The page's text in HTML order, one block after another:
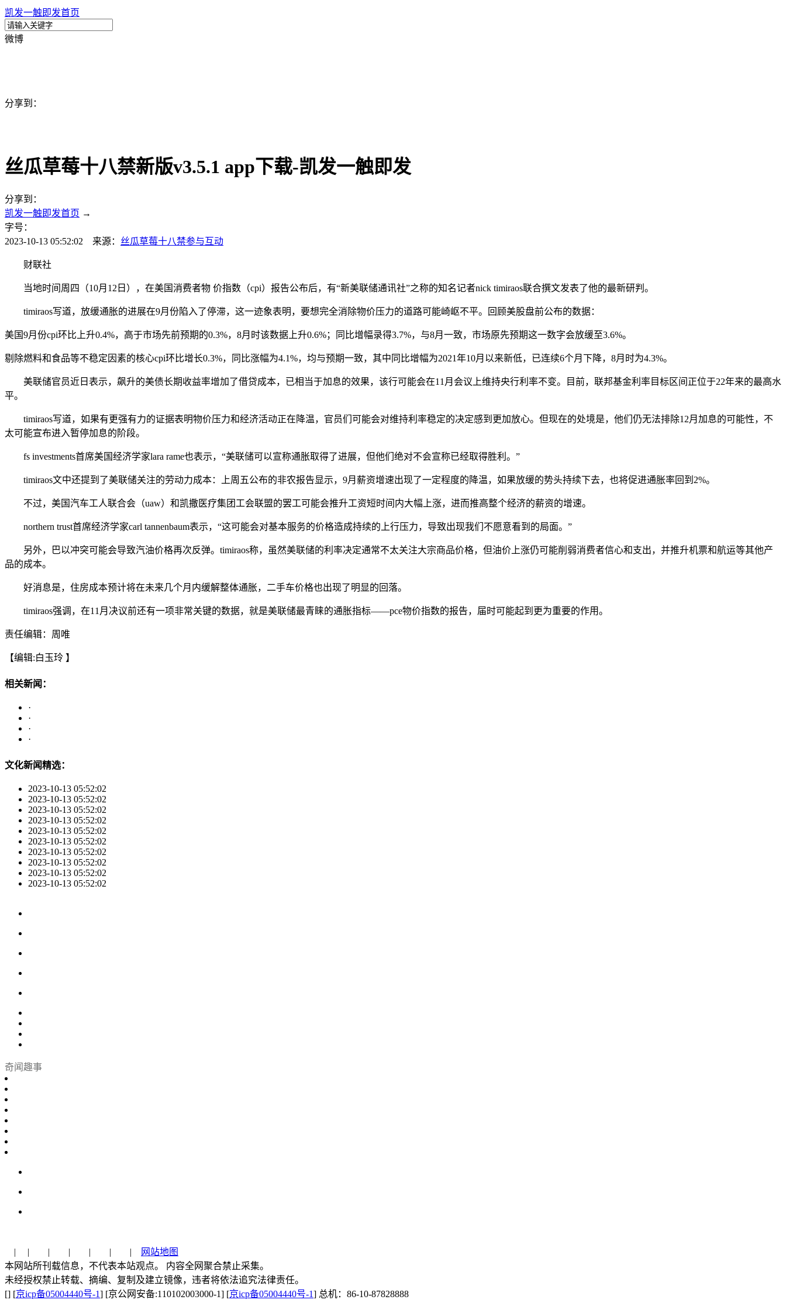
凯发一触即发首页
微博
分享到：
丝瓜草莓十八禁新版v3.5.1 app下载-凯发一触即发
分享到：
凯发一触即发首页 →
字号：
2023-10-13 05:52:02 来源： 丝瓜草莓十八禁参与互动
财联社
当地时间周四（10月12日），在美国消费者物 价指数（cpi）报告公布后，有“新美联储通讯社”之称的知名记者nick timiraos联合撰文发表了他的最新研判。
timiraos写道，放缓通胀的进展在9月份陷入了停滞，这一迹象表明，要想完全消除物价压力的道路可能崎岖不平。回顾美股盘前公布的数据：
美国9月份cpi环比上升0.4%，高于市场先前预期的0.3%，8月时该数据上升0.6%；同比增幅录得3.7%，与8月一致，市场原先预期这一数字会放缓至3.6%。
剔除燃料和食品等不稳定因素的核心cpi环比增长0.3%，同比涨幅为4.1%，均与预期一致，其中同比增幅为2021年10月以来新低，已连续6个月下降，8月时为4.3%。
美联储官员近日表示，飙升的美债长期收益率增加了借贷成本，已相当于加息的效果，该行可能会在11月会议上维持央行利率不变。目前，联邦基金利率目标区间正位于22年来的最高水
平。
timiraos写道， 如果有更强有力的证据表明物价压力和经济活动正在降温，官员们可能会对维持利率稳定的决定感到更加放心。 但现在的处境是， 他们仍无法排除12月加息的可能性，不
太可能宣布进入暂停加息的阶段。
fs investments首席美国经济学家lara rame也表示，“美联储可以宣称通胀取得了进展，但他们绝对不会宣称已经取得胜利。”
timiraos文中还提到了美联储关注的劳动力成本：上周五公布的非农报告显示，9月薪资增速出现了一定程度的降温，如果放缓的势头持续下去，也将促进通胀率回到2%。
不过，美国汽车工人联合会（uaw）和凯撒医疗集团工会联盟的罢工可能会推升工资短时间内大幅上涨，进而推高整个经济的薪资的增速。
northern trust首席经济学家carl tannenbaum表示，“这可能会对基本服务的价格造成持续的上行压力，导致出现我们不愿意看到的局面。”
另外，巴以冲突可能会导致汽油价格再次反弹。timiraos称，虽然美联储的利率决定通常不太关注大宗商品价格，但油价上涨仍可能削弱消费者信心和支出，并推升机票和航运等其他产
品的成本。
好消息是，住房成本预计将在未来几个月内缓解整体通胀，二手车价格也出现了明显的回落。
timiraos强调，在11月决议前还有一项非常关键的数据，就是美联储最青睐的通胀指标——pce物价指数的报告，届时可能起到更为重要的作用。
责任编辑：周唯
【编辑:白玉玲 】
相关新闻：
·
·
·
·
文化新闻精选：
2023-10-13 05:52:02
2023-10-13 05:52:02
2023-10-13 05:52:02
2023-10-13 05:52:02
2023-10-13 05:52:02
2023-10-13 05:52:02
2023-10-13 05:52:02
2023-10-13 05:52:02
2023-10-13 05:52:02
2023-10-13 05:52:02
奇闻趣事
| | | | | | |
网站地图
本网站所刊载信息，不代表本站观点。 内容全网聚合禁止采集。
未经授权禁止转载、摘编、复制及建立镜像，违者将依法追究法律责任。
[] [京icp备05004440号-1] [京公网安备:110102003000-1] [京icp备05004440号-1] 总机：86-10-87828888